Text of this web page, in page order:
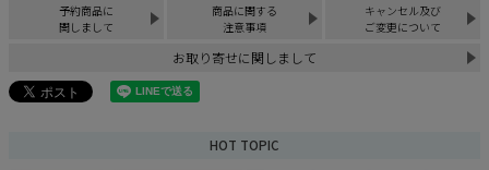
予約商品に
関しまして
商品に関する
注意事項
キャンセル及び
ご変更について
お取り寄せに関しまして
HOT TOPIC